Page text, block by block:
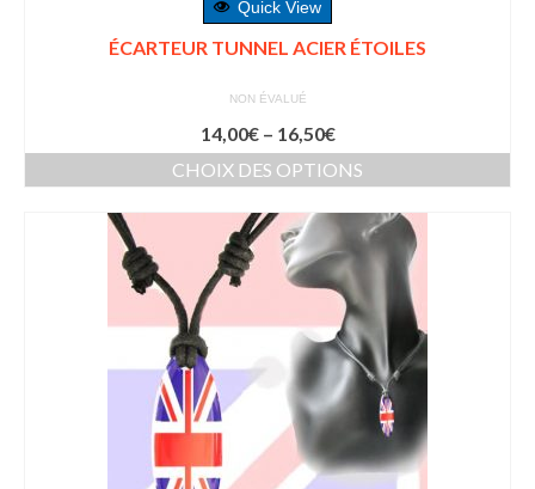
Quick View
ÉCARTEUR TUNNEL ACIER ÉTOILES
NON ÉVALUÉ
14,00€– 16,50€
CHOIX DES OPTIONS